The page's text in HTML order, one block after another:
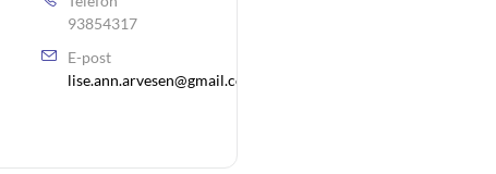
93854317
E-post
lise.ann.arvesen@gmail.com